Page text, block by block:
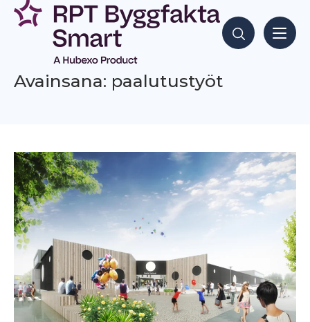
Siirry
sisältöön
Hae sisältöjä
Avainsana: paalutustyöt